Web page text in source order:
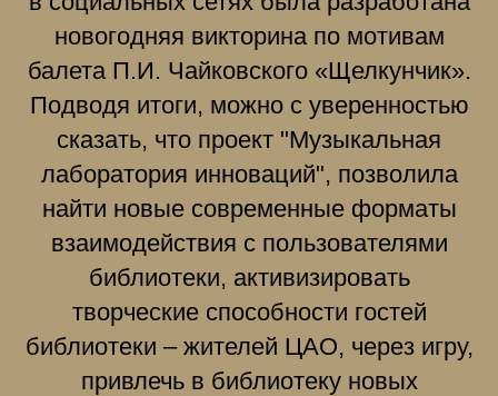
новогодняя викторина по мотивам
балета П.И. Чайковского «Щелкунчик».
Подводя итоги, можно с уверенностью
сказать, что проект "Музыкальная
лаборатория инноваций", позволила
найти новые современные форматы
взаимодействия с пользователями
библиотеки, активизировать
творческие способности гостей
библиотеки – жителей ЦАО, через игру,
привлечь в библиотеку новых